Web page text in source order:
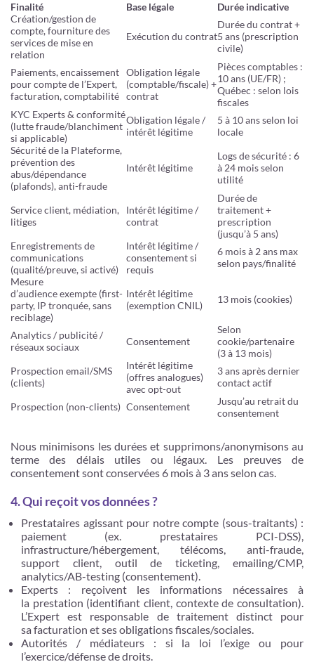
Finalité Base légale
Durée indicative
Création/gestion de
compte, fourniture des
services de mise en
relation
Exécution du contrat
Durée du contrat +
5 ans (prescription
civile)
Paiements, encaissement
pour compte de l’Expert,
facturation, comptabilité
Obligation légale
(comptable/fiscale) +
contrat
Pièces comptables :
10 ans (UE/FR) ;
Québec : selon lois
fiscales
KYC Experts & conformité
(lutte fraude/blanchiment
si applicable)
Obligation légale /
intérêt légitime
5 à 10 ans selon loi
locale
Sécurité de la Plateforme,
prévention des
abus/dépendance
(plafonds), anti-fraude
Intérêt légitime
Logs de sécurité : 6
à 24 mois selon
utilité
Service client, médiation,
litiges
Intérêt légitime /
contrat
Durée de
traitement +
prescription
(jusqu’à 5 ans)
Enregistrements de
communications
(qualité/preuve, si activé)
Intérêt légitime /
consentement si
requis
6 mois à 2 ans max
selon pays/finalité
Mesure
d’audience exempte (first-
party, IP tronquée, sans
reciblage)
Intérêt légitime
(exemption CNIL)
13 mois (cookies)
Analytics / publicité /
réseaux sociaux
Consentement
Selon
cookie/partenaire
(3 à 13 mois)
Prospection email/SMS
(clients)
Intérêt légitime
(offres analogues)
avec opt-out
3 ans après dernier
contact actif
Prospection (non-clients) Consentement
Jusqu’au retrait du
consentement
Nous minimisons les durées et supprimons/anonymisons au
terme des délais utiles ou légaux. Les preuves de
consentement sont conservées 6 mois à 3 ans selon cas.
4. Qui reçoit vos données ?
Prestataires agissant pour notre compte (sous-traitants) :
paiement (ex. prestataires PCI-DSS),
infrastructure/hébergement, télécoms, anti-fraude,
support client, outil de ticketing, emailing/CMP,
analytics/AB-testing (consentement).
Experts : reçoivent les informations nécessaires à
la prestation (identifiant client, contexte de consultation).
L’Expert est responsable de traitement distinct pour
sa facturation et ses obligations fiscales/sociales.
Autorités / médiateurs : si la loi l’exige ou pour
l’exercice/défense de droits.